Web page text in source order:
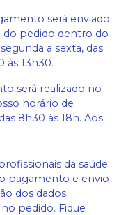
será enviado
pedido dentro do
a sexta, das
às 13h30.
será realizado no
horário de
8h30 às 18h. Aos
da saúde
pagamento e envio
dos dados
pedido. Fique